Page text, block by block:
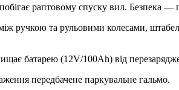
раптовому спуску вил. Безпека —
ручкою та рульовими колесами,
батарею (12V/100Ah) від
передбачене паркувальне гальмо.